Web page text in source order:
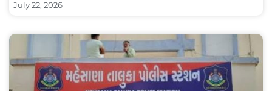
July 22, 2026